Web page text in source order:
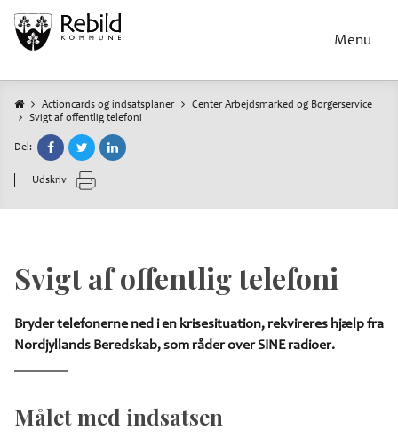
hovedindhold
Menu
Brødkrumme
Actioncards og indsatsplaner
Center Arbejdsmarked og Borgerservice
Svigt af offentlig telefoni
Del:
Udskriv
Svigt af offentlig telefoni
Bryder telefonerne ned i en krisesituation, rekvireres hjælp fra
Nordjyllands Beredskab, som råder over SINE radioer.
Målet med indsatsen